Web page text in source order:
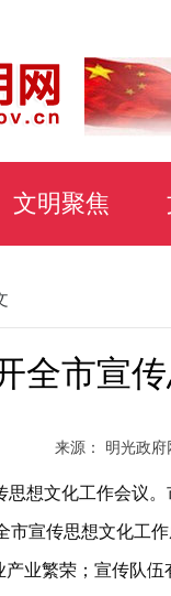
文明聚焦
全市宣
来源： 明光政府
文化工作会议。
宣传思想文化工作
业繁荣；宣传队